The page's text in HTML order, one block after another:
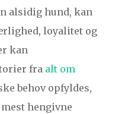
alsidig hund, kan
loyalitet og
kan
fra alt om
behov opfyldes,
hengivne